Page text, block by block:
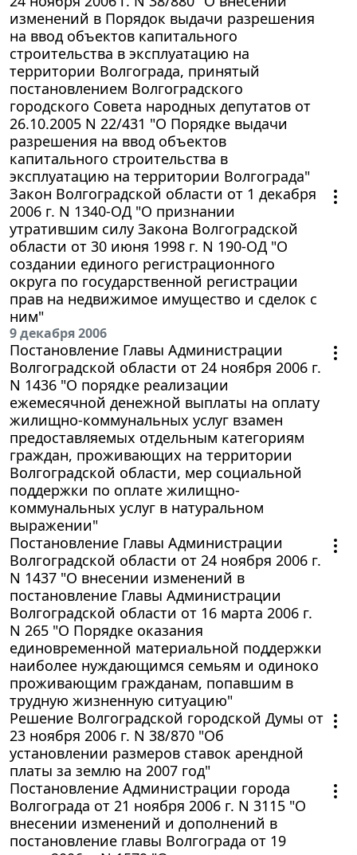
изменений в Порядок выдачи разрешения
на ввод объектов капитального
строительства в эксплуатацию на
территории Волгограда, принятый
постановлением Волгоградского
городского Совета народных депутатов от
26.10.2005 N 22/431 "О Порядке выдачи
разрешения на ввод объектов
капитального строительства в
эксплуатацию на территории Волгограда"
Закон Волгоградской области от 1 декабря
2006 г. N 1340-ОД "О признании
утратившим силу Закона Волгоградской
области от 30 июня 1998 г. N 190-ОД "О
создании единого регистрационного
округа по государственной регистрации
прав на недвижимое имущество и сделок с
ним"
9 декабря 2006
Постановление Главы Администрации
Волгоградской области от 24 ноября 2006 г.
N 1436 "О порядке реализации
ежемесячной денежной выплаты на оплату
жилищно-коммунальных услуг взамен
предоставляемых отдельным категориям
граждан, проживающих на территории
Волгоградской области, мер социальной
поддержки по оплате жилищно-
коммунальных услуг в натуральном
выражении"
Постановление Главы Администрации
Волгоградской области от 24 ноября 2006 г.
N 1437 "О внесении изменений в
постановление Главы Администрации
Волгоградской области от 16 марта 2006 г.
N 265 "О Порядке оказания
единовременной материальной поддержки
наиболее нуждающимся семьям и одиноко
проживающим гражданам, попавшим в
трудную жизненную ситуацию"
Решение Волгоградской городской Думы от
23 ноября 2006 г. N 38/870 "Об
установлении размеров ставок арендной
платы за землю на 2007 год"
Постановление Администрации города
Волгограда от 21 ноября 2006 г. N 3115 "О
внесении изменений и дополнений в
постановление главы Волгограда от 19